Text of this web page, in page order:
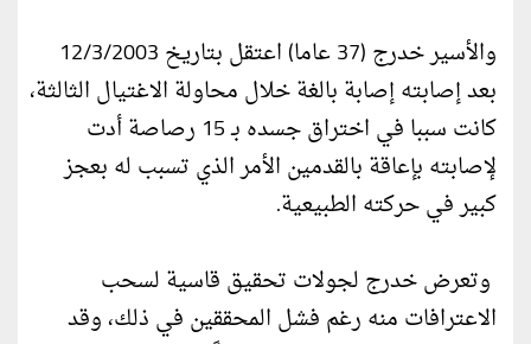
والأسير خدرج (37 عاما) اعتقل بتاريخ 12/3/2003
بعد إصابته إصابة بالغة خلال محاولة الاغتيال الثالثة،
كانت سببا في اختراق جسده بـ 15 رصاصة أدت
لإصابته بإعاقة بالقدمين الأمر الذي تسبب له بعجز
كبير في حركته الطبيعية.
وتعرض خدرج لجولات تحقيق قاسية لسحب
الاعترافات منه رغم فشل المحققين في ذلك، وقد